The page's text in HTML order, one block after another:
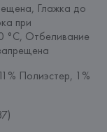
Глажка до
при
°C, Отбеливание
Полиэстер, 1%